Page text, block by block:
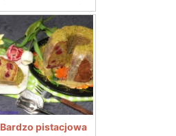
Bardzo pistacjowa